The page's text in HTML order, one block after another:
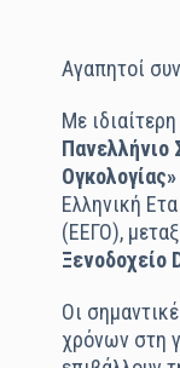
Αγαπητοί
Με
Πανελλήνιο
Ογκολογίας»
Ελληνική
(ΕΕΓΟ),
Ξενοδοχείο
Οι
χρόνων στη